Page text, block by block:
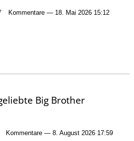
Kommentare — 18. Mai 2026 15:12
Big Brother
Kommentare — 8. August 2026 17:59